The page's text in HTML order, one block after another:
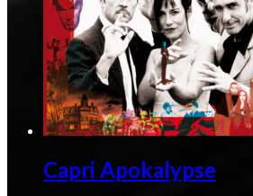
Capri Apokalypse